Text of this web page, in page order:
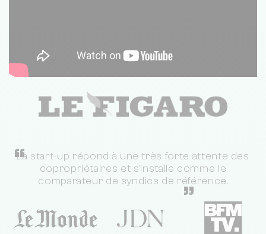
“
La start-up répond à une très forte attente des
copropriétaires et s'installe comme le
comparateur de syndics de référence.
”